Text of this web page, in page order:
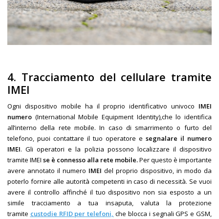
4. Tracciamento del cellulare tramite
IMEI
Ogni dispositivo mobile ha il proprio identificativo univoco IMEI
numero (International Mobile Equipment Identity),che lo identifica
all’interno della rete mobile. In caso di smarrimento o furto del
telefono, puoi contattare il tuo operatore e segnalare il numero
IMEI. Gli operatori e la polizia possono localizzare il dispositivo
tramite IMEI se è connesso alla rete mobile.Per questo è importante
avere annotato il numero IMEI del proprio dispositivo, in modo da
poterlo fornire alle autorità competenti in caso di necessità. Se vuoi
avere il controllo affinché il tuo dispositivo non sia esposto a un
simile tracciamento a tua insaputa, valuta la protezione
tramite custodie RFID per telefoni, che blocca i segnali GPS e GSM,